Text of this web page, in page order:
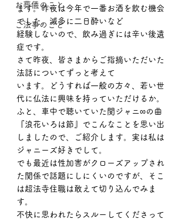
お葬儀のこと
ご法事のこと
ます。昨夜は今年で一番お酒を飲む機会
でした。滅多に二日酔いなど
経験しないので、飲み過ぎには辛い後遺
症です。
さて昨夜、皆さまからご指摘いただいた
法話についてずっと考えて
います。どうすれば一般の方々、若い世
代に仏法に興味を持っていただけるか。
ふと、車中で聴いていた関ジャニ∞の曲
『浪花いろは節』でこんなことを思い出
しましたので、ご紹介します。実は私は
ジャニーズ好きでして。
でも最近は性加害がクローズアップされ
た関係で話題にしにくいのですが、そこ
は超法寺住職は敢えて切り込んでみま
す。
不快に思われたらスルーしてくださって